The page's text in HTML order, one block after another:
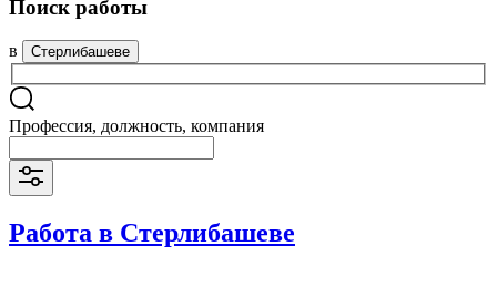
Поиск работы
в Стерлибашеве
Профессия, должность, компания
Работа в Стерлибашеве